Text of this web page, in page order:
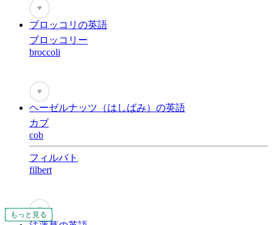
もっと見る
もっと見る
もっと見る
もっと見る
もっと見る
もっと見る
もっと見る
もっと見る
もっと見る
もっと見る
もっと見る
もっと見る
もっと見る
もっと見る
もっと見る
もっと見る
もっと見る
もっと見る
もっと見る
もっと見る
もっと見る
もっと見る
もっと見る
もっと見る
もっと見る
もっと見る
もっと見る
もっと見る
もっと見る
もっと見る
もっと見る
もっと見る
もっと見る
もっと見る
もっと見る
もっと見る
もっと見る
もっと見る
もっと見る
♥
ブロッコリの英語
ブロッコリー
broccoli
♥
ヘーゼルナッツ（はしばみ）の英語
カブ
cob
フィルバト
filbert
もっと見る
♥
もっと見る
もっと見る
もっと見る
もっと見る
もっと見る
もっと見る
もっと見る